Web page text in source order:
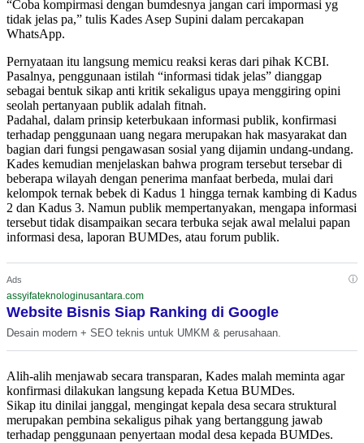
“Coba kompirmasi dengan bumdesnya jangan cari impormasi yg
tidak jelas pa,” tulis Kades Asep Supini dalam percakapan
WhatsApp.
Pernyataan itu langsung memicu reaksi keras dari pihak KCBI.
Pasalnya, penggunaan istilah “informasi tidak jelas” dianggap
sebagai bentuk sikap anti kritik sekaligus upaya menggiring opini
seolah pertanyaan publik adalah fitnah.
Padahal, dalam prinsip keterbukaan informasi publik, konfirmasi
terhadap penggunaan uang negara merupakan hak masyarakat dan
bagian dari fungsi pengawasan sosial yang dijamin undang-undang.
Kades kemudian menjelaskan bahwa program tersebut tersebar di
beberapa wilayah dengan penerima manfaat berbeda, mulai dari
kelompok ternak bebek di Kadus 1 hingga ternak kambing di Kadus
2 dan Kadus 3. Namun publik mempertanyakan, mengapa informasi
tersebut tidak disampaikan secara terbuka sejak awal melalui papan
informasi desa, laporan BUMDes, atau forum publik.
Ads ⓘ
assyifateknologinusantara.com
Website Bisnis Siap Ranking di Google
Desain modern + SEO teknis untuk UMKM & perusahaan.
Alih-alih menjawab secara transparan, Kades malah meminta agar
konfirmasi dilakukan langsung kepada Ketua BUMDes.
Sikap itu dinilai janggal, mengingat kepala desa secara struktural
merupakan pembina sekaligus pihak yang bertanggung jawab
terhadap penggunaan penyertaan modal desa kepada BUMDes.